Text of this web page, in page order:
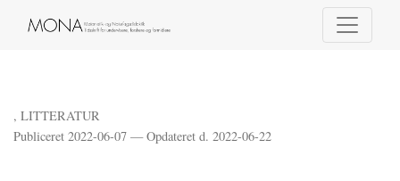
, LITTERATUR
Publiceret 2022-06-07 — Opdateret d. 2022-06-22